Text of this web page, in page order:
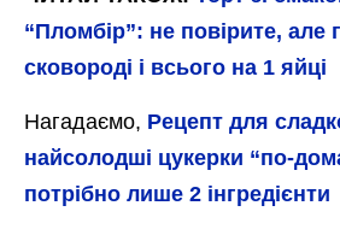
“Пломбір”: не повірите, але
сковороді і всього на 1 яйці
Нагадаємо, Рецепт для
найсолодші цукерки “по-
потрібно лише 2 інгредієнти